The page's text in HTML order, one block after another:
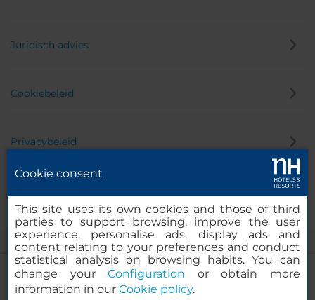
Juridisch advies
Cookiebeleid
Privacybeleid
Cookie consent
This site uses its own cookies and those of third
parties to support browsing, improve the user
experience, personalise ads, display ads and
content relating to your preferences and conduct
statistical analysis on browsing habits. You can
change yourConfiguration or obtain more
information in our Cookie policy.